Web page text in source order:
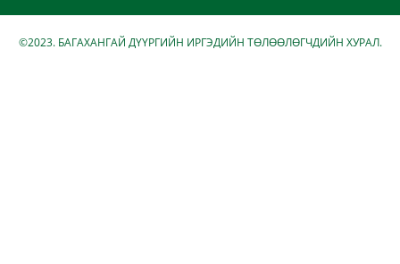
©2023. БАГАХАНГАЙ ДҮҮРГИЙН ИРГЭДИЙН ТӨЛӨӨЛӨГЧДИЙН ХУРАЛ.